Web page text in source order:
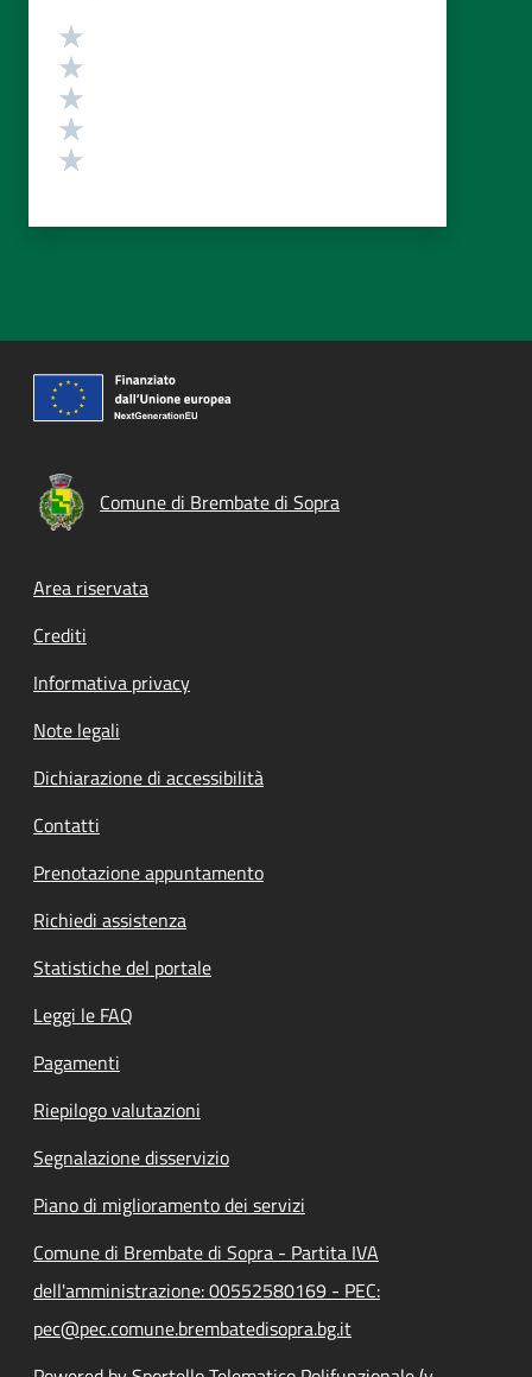
Valutazione
Comune di Brembate di Sopra
Footer menu
Area riservata
Crediti
Informativa privacy
Note legali
Dichiarazione di accessibilità
Contatti
Prenotazione appuntamento
Richiedi assistenza
Statistiche del portale
Leggi le FAQ
Pagamenti
Riepilogo valutazioni
Segnalazione disservizio
Piano di miglioramento dei servizi
Comune di Brembate di Sopra - Partita IVA
dell'amministrazione: 00552580169 - PEC:
pec@pec.comune.brembatedisopra.bg.it